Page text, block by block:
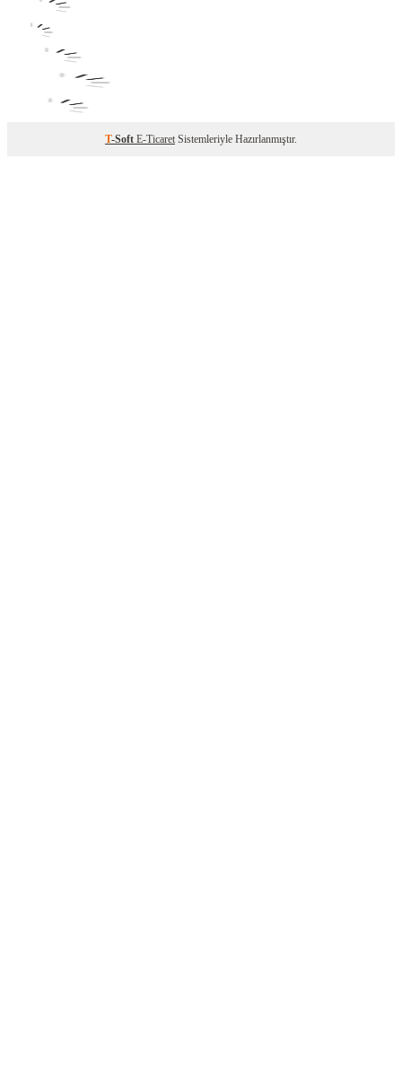
T-Soft E-Ticaret Sistemleriyle Hazırlanmıştır.